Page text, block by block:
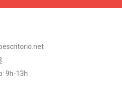
9h-13h